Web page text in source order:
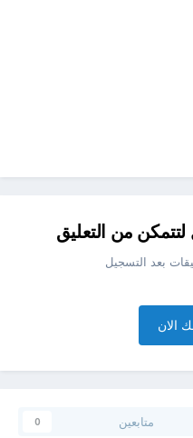
من التعليق
بعد التسجيل
الان
متابعين 0